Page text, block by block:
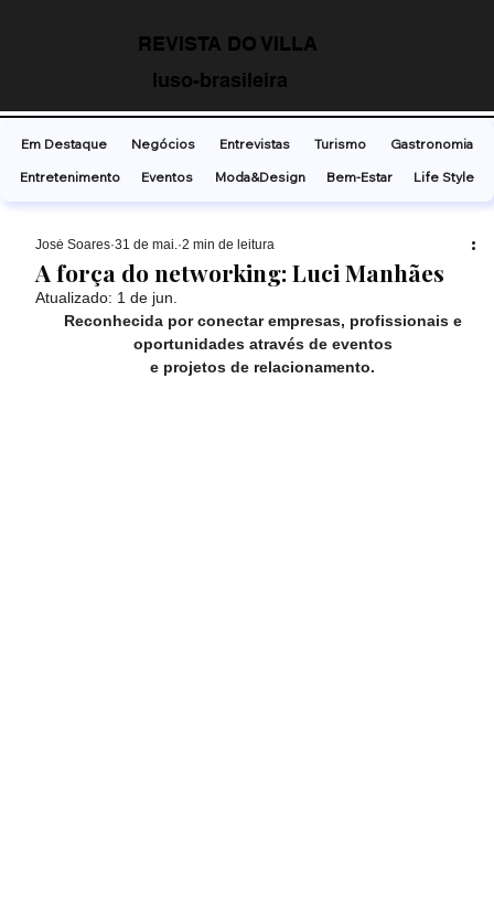
REVISTA DO VILLA
luso-brasileira
A força do networking: Luci Manhães
José Soares 31 de mai. 2 min de leitura
Atualizado: 1 de jun.
Reconhecida por conectar empresas, profissionais e
oportunidades através de eventos
e projetos de relacionamento.
Em Destaque Negócios Entrevistas Turismo
Gastronomia
Entretenimento
Eventos Moda&Design Bem-Estar Life Style